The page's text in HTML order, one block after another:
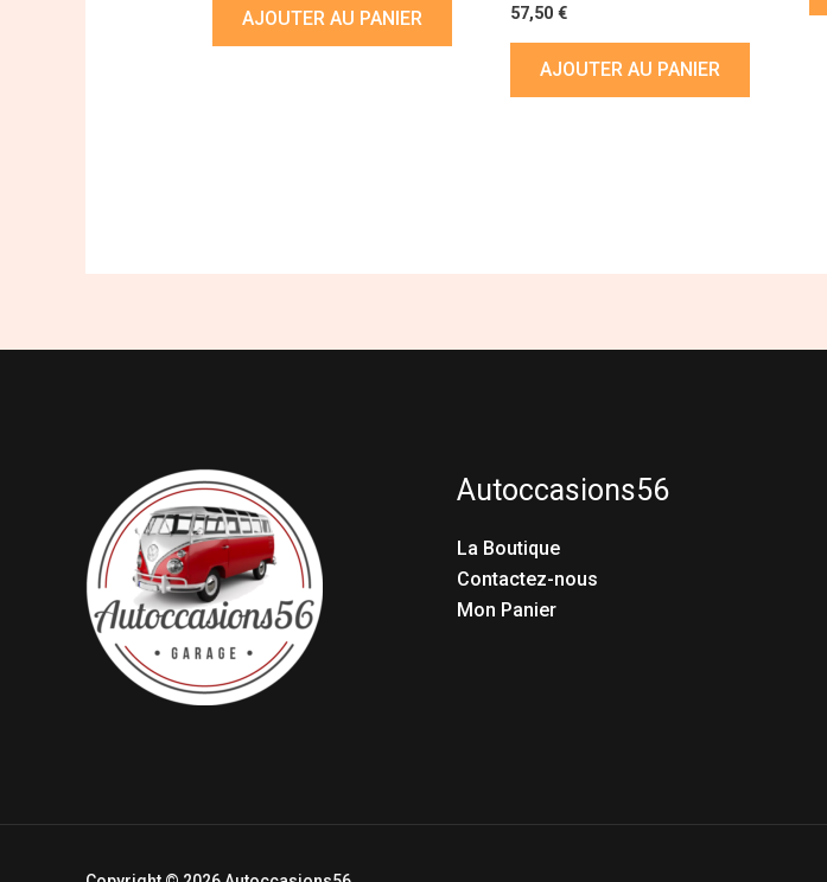
AJOUTER AU PANIER 57,50€
AJOUTER AU PANIER
Autoccasions56
La Boutique
Contactez-nous
Mon Panier